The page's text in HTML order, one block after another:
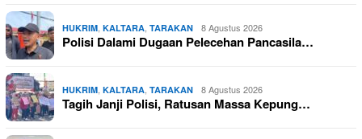
HUKRIM, KALTARA, TARAKAN 8 Agustus 2026
Polisi Dalami Dugaan Pelecehan Pancasila…
HUKRIM, KALTARA, TARAKAN 8 Agustus 2026
Tagih Janji Polisi, Ratusan Massa Kepung…